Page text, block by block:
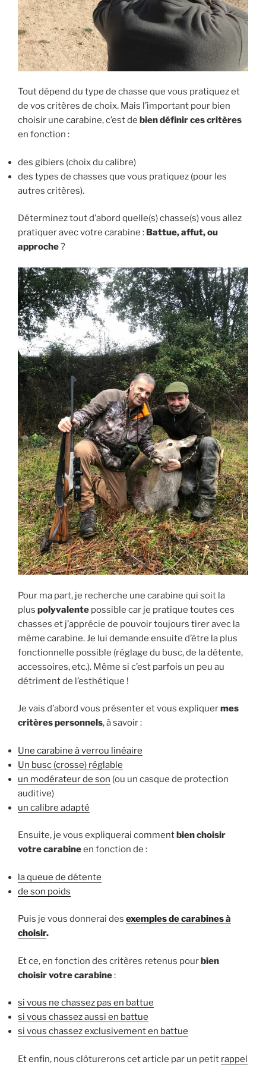
Tout dépend du type de chasse que vous pratiquez et
de vos critères de choix. Mais l’important pour bien
choisir une carabine, c’est de bien définir ces critères
en fonction :
des gibiers (choix du calibre)
des types de chasses que vous pratiquez (pour les
autres critères).
Déterminez tout d’abord quelle(s) chasse(s) vous allez
pratiquer avec votre carabine : Battue, affut, ou
approche?
Pour ma part, je recherche une carabine qui soit la
plus polyvalente possible car je pratique toutes ces
chasses et j’apprécie de pouvoir toujours tirer avec la
même carabine. Je lui demande ensuite d’être la plus
fonctionnelle possible (réglage du busc, de la détente,
accessoires, etc.). Même si c’est parfois un peu au
détriment de l’esthétique !
Je vais d’abord vous présenter et vous expliquermes
critères personnels, à savoir :
Une carabine à verrou linéaire
Un busc (crosse) réglable
un modérateur de son (ou un casque de protection
auditive)
un calibre adapté
Ensuite, je vous expliquerai commentbien choisir
votre carabineen fonction de :
la queue de détente
de son poids
Puis je vous donnerai des exemples de carabines à
choisir.
Et ce, en fonction des critères retenus pourbien
choisir votre carabine:
si vous ne chassez pas en battue
si vous chassez aussi en battue
si vous chassez exclusivement en battue
Et enfin, nous clôturerons cet article par un petit rappel